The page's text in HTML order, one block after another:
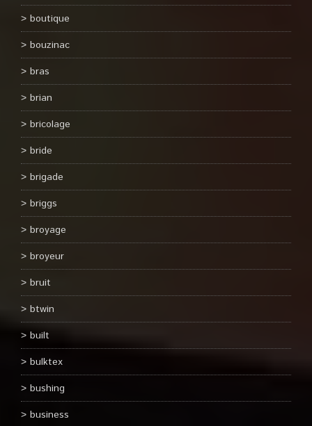
boutique
bouzinac
bras
brian
bricolage
bride
brigade
briggs
broyage
broyeur
bruit
btwin
built
bulktex
bushing
business